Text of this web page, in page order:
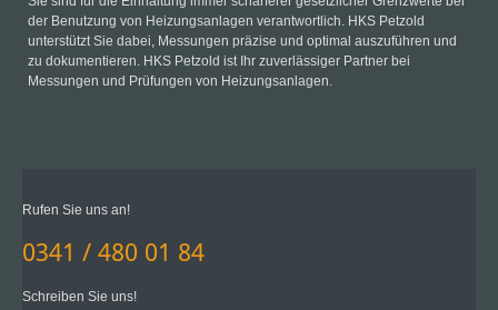
der Benutzung von Heizungsanlagen verantwortlich. HKS Petzold
unterstützt Sie dabei, Messungen präzise und optimal auszuführen und
zu dokumentieren. HKS Petzold ist Ihr zuverlässiger Partner bei
Messungen und Prüfungen von Heizungsanlagen.
Rufen Sie uns an!
0341 / 480 01 84
Schreiben Sie uns!